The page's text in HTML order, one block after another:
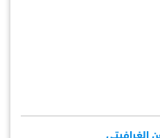
الغرافيتي